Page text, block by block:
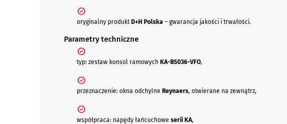
oryginalny produkt D+H Polska– gwarancja jakości i trwałości.
Parametry techniczne
typ: zestaw konsol ramowych KA-BS036-VFO,
przeznaczenie: okna odchylne Reynaers, otwierane na zewnątrz,
współpraca: napędy łańcuchowe serii KA,